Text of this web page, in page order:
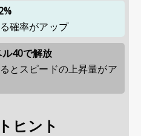
確率がアップ
ル40で解放
とスピードの上昇量がア
ヒント